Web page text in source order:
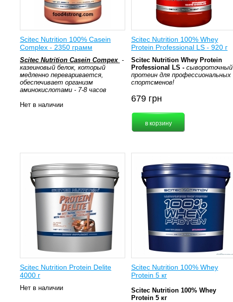
Scitec Nutrition 100% Casein
Complex - 2350 грамм
Scitec Nutrition Casein Compex -
казеиновый белок, который
медленно переваривается,
обеспечивает организм
аминокислотами - 7-8 часов
Нет в наличии
Scitec Nutrition 100% Whey
Protein Professional LS - 920 г
Scitec Nutrition Whey Protein
Professional LS - сывороточный
протеин для профессиональных
спортсменов!
679 грн
Scitec Nutrition Protein Delite
4000 г
Нет в наличии
Scitec Nutrition 100% Whey
Protein 5 кг
Scitec Nutrition 100% Whey
Protein 5 кг